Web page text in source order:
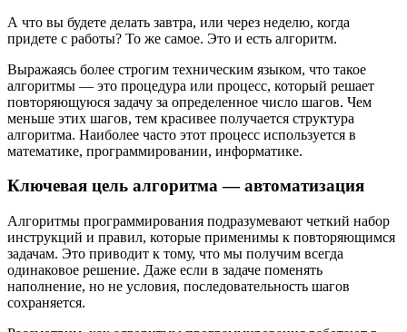
А что вы будете делать завтра, или через неделю, когда
придете с работы? То же самое. Это и есть алгоритм.
Выражаясь более строгим техническим языком, что такое
алгоритмы — это процедура или процесс, который решает
повторяющуюся задачу за определенное число шагов. Чем
меньше этих шагов, тем красивее получается структура
алгоритма. Наиболее часто этот процесс используется в
математике, программировании, информатике.
Ключевая цель алгоритма — автоматизация
Алгоритмы программирования подразумевают четкий набор
инструкций и правил, которые применимы к повторяющимся
задачам. Это приводит к тому, что мы получим всегда
одинаковое решение. Даже если в задаче поменять
наполнение, но не условия, последовательность шагов
сохраняется.